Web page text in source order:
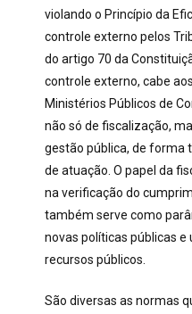
violando o Princípio da
controle externo pelos
do artigo 70 da
controle externo, cabe
Ministérios Públicos de
não só de fiscalização,
gestão pública, de forma
de atuação. O papel da
na verificação do
também serve como
novas políticas públicas
recursos públicos.
São diversas as normas